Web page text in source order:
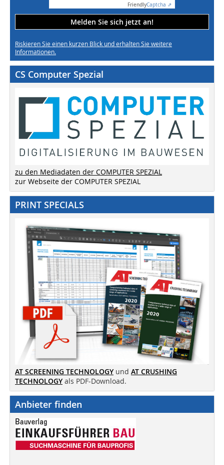
FriendlyCaptcha ⇗
Melden Sie sich jetzt an!
Riskieren Sie einen kurzen Blick und erhalten Sie weitere
Informationen.
CS Computer Spezial
zu den Mediadaten der COMPUTER SPEZIAL
zur Webseite der COMPUTER SPEZIAL
PRINT SPECIALS
AT SCREENING TECHNOLOGY und AT CRUSHING
TECHNOLOGY als PDF-Download.
Anbieter finden